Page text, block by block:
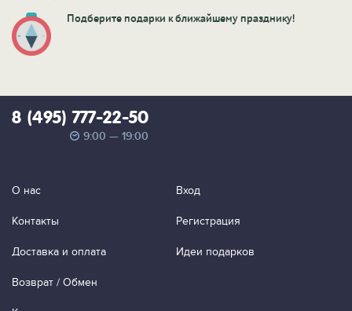
Подберите подарки к ближайшему празднику!
8 (495) 777-22-50
9:00 — 19:00
О нас
Контакты
Доставка и оплата
Возврат / Обмен
Вход
Регистрация
Идеи подарков